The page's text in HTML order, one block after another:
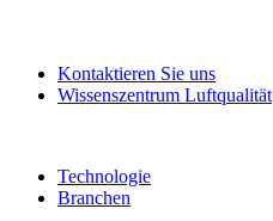
Kontaktieren Sie uns
Wissenszentrum Luftqualität
Technologie
Branchen